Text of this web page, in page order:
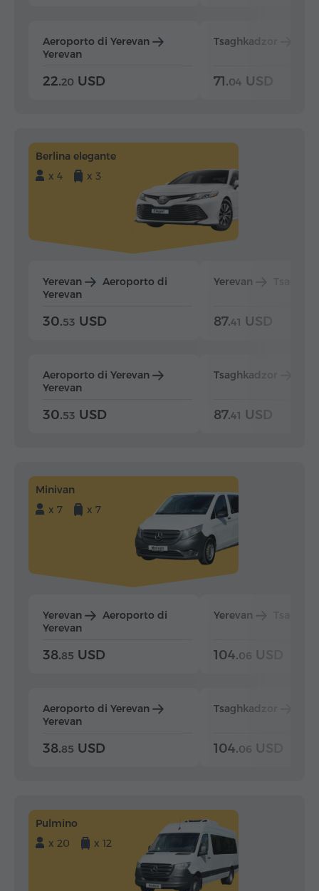
Aeroporto di Yerevan
Yerevan
22.20 USD
Tsaghkadzor
71.04 USD
Berlina elegante
x 4
x 3
Yerevan
Aeroporto di
Yerevan
30.53 USD
Aeroporto di Yerevan
Yerevan
30.53 USD
Yerevan
87.41 USD
Tsaghkadzor
87.41 USD
Minivan
x 7
x 7
Yerevan
Aeroporto di
Yerevan
38.85 USD
Aeroporto di Yerevan
Yerevan
38.85 USD
Yerevan
104.06 USD
Tsaghkadzor
104.06 USD
Pulmino
x 20
x 12